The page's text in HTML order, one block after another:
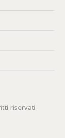
riservati